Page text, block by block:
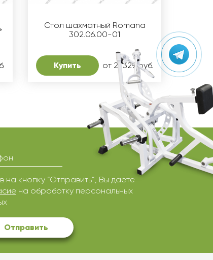
Стол шахматный Romana
302.06.00-01
Купить от 21 329 руб.
на кнопку “Отправить”, Вы даете
на обработку персональных
Отправить